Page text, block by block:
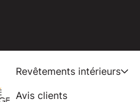
Revêtements intérieurs
Avis clients